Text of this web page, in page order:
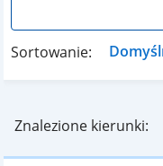
Sortowanie:
Znalezione kierunki: